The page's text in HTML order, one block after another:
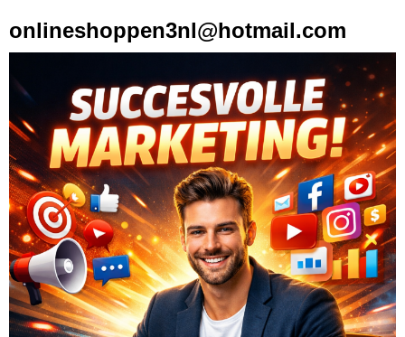
onlineshoppen3nl@hotmail.com